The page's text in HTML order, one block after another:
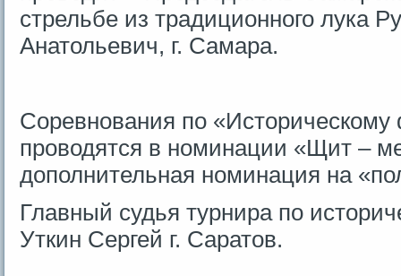
стрельбе из традиционного лука
Анатольевич, г. Самара.
Соревнования по
проводятся в номинации «Щит –
дополнительная номинация на
Главный судья турнира по
Уткин Сергей г. Саратов.